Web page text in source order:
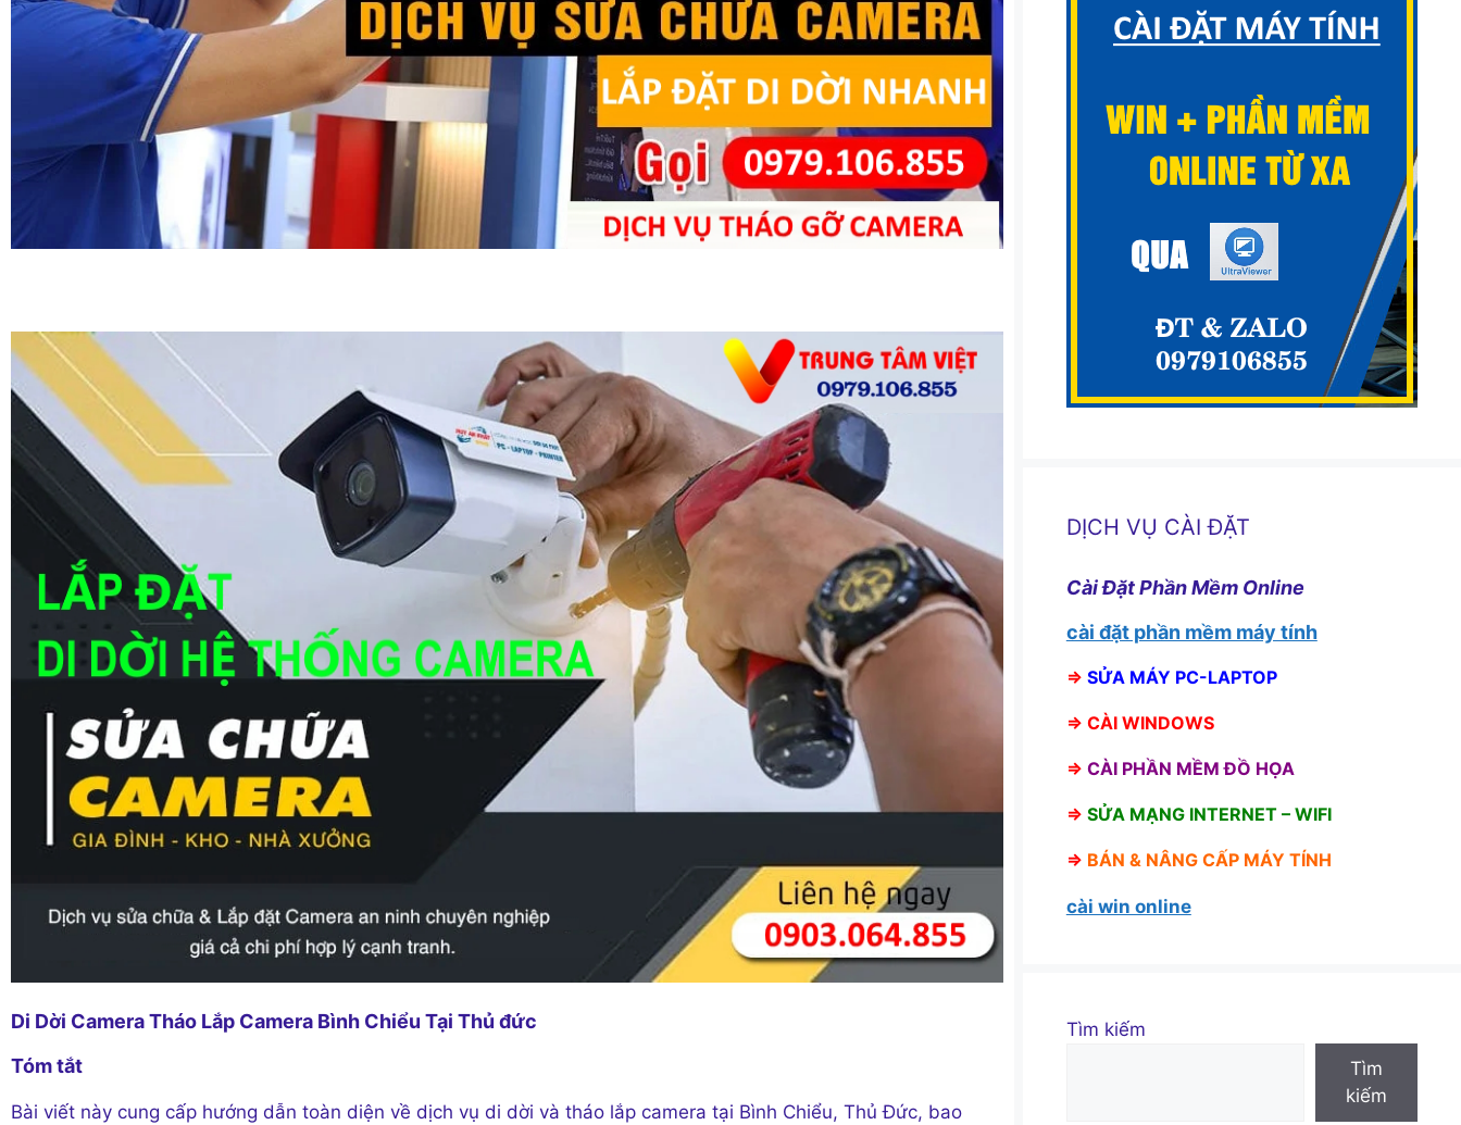
Di Dời Camera Tháo Lắp Camera Bình Chiểu Tại Thủ đức
Tóm tắt
Bài viết này cung cấp hướng dẫn toàn diện về dịch vụ di dời và tháo lắp camera tại Bình Chiểu, Thủ Đức, bao
DỊCH VỤ CÀI ĐẶT
Cài Đặt Phần Mềm Online
cài đặt phần mềm máy tính
⇒ SỬA MÁY PC-LAPTOP
⇒ CÀI WINDOWS
⇒ CÀI PHẦN MỀM ĐỒ HỌA
⇒ SỬA MẠNG INTERNET – WIFI
⇒ BÁN & NÂNG CẤP MÁY TÍNH
cài win online
Tìm kiếm
Tìm
kiếm